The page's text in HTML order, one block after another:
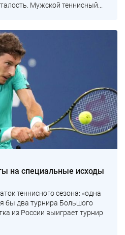
Мужской теннисный...
на специальные исходы
теннисного сезона: «одна
бы два турнира Большого
из России выиграет турнир